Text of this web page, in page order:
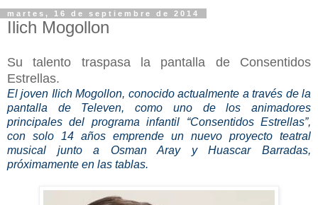
martes, 16 de septiembre de 2014
Ilich Mogollon
Su talento traspasa la pantalla de Consentidos
Estrellas.
El joven Ilich Mogollon, conocido actualmente a través de la
pantalla de Televen, como uno de los animadores
principales del programa infantil “Consentidos Estrellas”,
con solo 14 años emprende un nuevo proyecto teatral
musical junto a Osman Aray y Huascar Barradas,
próximamente en las tablas.